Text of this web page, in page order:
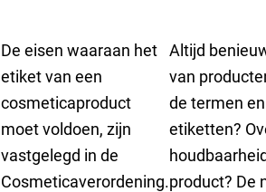
De eisen waaraan het
etiket van een
cosmeticaproduct
moet voldoen, zijn
vastgelegd in de
Cosmeticaverordening.
Altijd
van
de termen
etiketten?
product? De